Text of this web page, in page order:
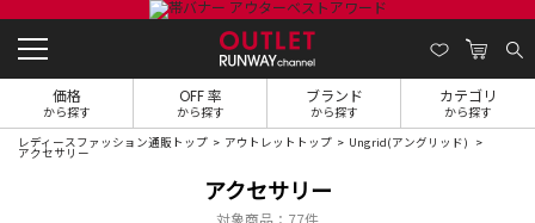
価格
から探す
OFF 率
から探す
ブランド
から探す
カテゴリ
から探す
レディースファッション通販トップ アウトレットトップ Ungrid(アングリッド)
アクセサリー
アクセサリー
対象商品： 77件